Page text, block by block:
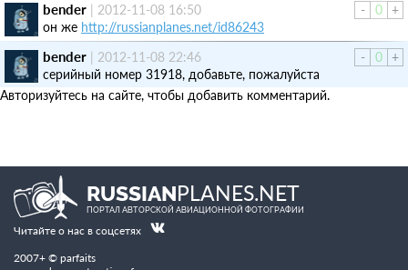
- 0 +
bender | 2012-11-08 16:50
он же http://russianplanes.net/id86243
-
0 +
bender | 2012-11-08 22:46
серийный номер 31918, добавьте, пожалуйста
Авторизуйтесь на сайте, чтобы добавить комментарий.
RUSSIANPLANES.NET
ПОРТАЛ АВТОРСКОЙ АВИАЦИОННОЙ ФОТОГРАФИИ
Читайте о нас в соцсетях
2007+ © parfaits